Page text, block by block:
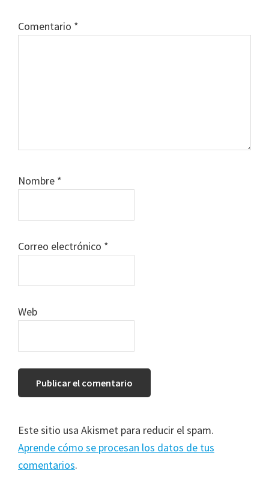
Comentario *
Nombre *
Correo electrónico *
Web
Este sitio usa Akismet para reducir el spam.
Aprende cómo se procesan los datos de tus
comentarios.